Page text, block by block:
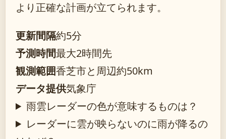
より正確な計画が立てられます。
更新間隔約5分
予測時間最大2時間先
観測範囲香芝市と周辺約50km
データ提供気象庁
雨雲レーダーの色が意味するものは？
レーダーに雲が映らないのに雨が降るの